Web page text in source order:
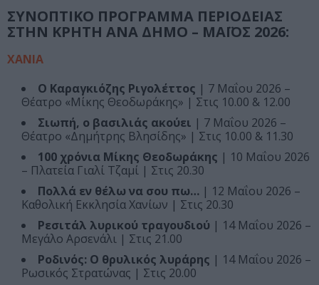
ΣΥΝΟΠΤΙΚΟ ΠΡΟΓΡΑΜΜΑ ΠΕΡΙΟΔΕΙΑΣ
ΣΤΗΝ ΚΡΗΤΗ ΑΝΑ ΔΗΜΟ – ΜΑΪΟΣ 2026:
ΧΑΝΙΑ
Ο Καραγκιόζης Ριγολέττος | 7 Μαΐου 2026 –
Θέατρο «Μίκης Θεοδωράκης» | Στις 10.00 & 12.00
Σιωπή, ο βασιλιάς ακούει | 7 Μαΐου 2026 –
Θέατρο «Δημήτρης Βλησίδης» | Στις 10.00 & 11.30
100 χρόνια Μίκης Θεοδωράκης | 10 Μαΐου 2026
– Πλατεία Γιαλί Τζαμί | Στις 20.30
Πολλά εν θέλω να σου πω… | 12 Μαΐου 2026 –
Καθολική Εκκλησία Χανίων | Στις 20.30
Ρεσιτάλ λυρικού τραγουδιού | 14 Μαΐου 2026 –
Μεγάλο Αρσενάλι | Στις 21.00
Ροδινός: O θρυλικός λυράρης | 14 Μαΐου 2026 –
Ρωσικός Στρατώνας | Στις 20.00